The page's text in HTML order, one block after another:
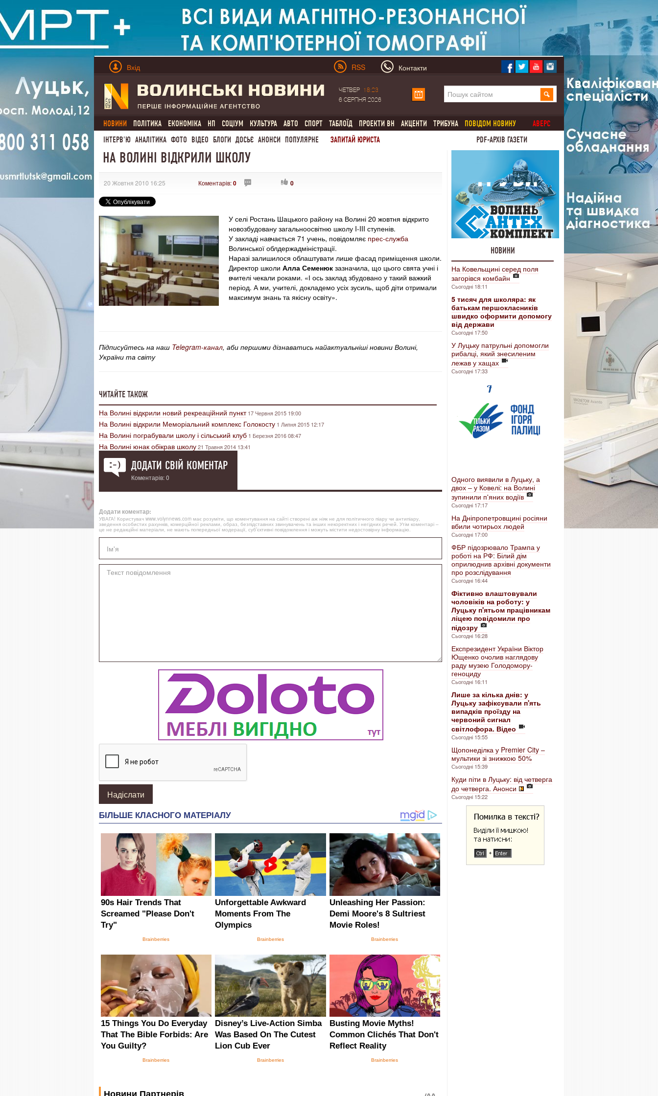
Вхід RSS Контакти
ЧЕТВЕР
18:23
6 СЕРПНЯ 2026
НОВИНИ ПОЛІТИКА ЕКОНОМІКА НП СОЦІУМ КУЛЬТУРА АВТО СПОРТ ТАБЛОЇД ПРОЕКТИ ВН АКЦЕНТИ ТРИБУНА ПОВІДОМ НОВИНУ
АВЕРС
ІНТЕРВ'Ю АНАЛІТИКА ФОТО ВІДЕО БЛОГИ ДОСЬЄ АНОНСИ ПОПУЛЯРНЕ ЗАПИТАЙ ЮРИСТА PDF-АРХІВ ГАЗЕТИ
НА ВОЛИНІ ВІДКРИЛИ ШКОЛУ
20 Жовтня 2010 16:25 Коментарів:0 0
У селі Ростань Шацького району на Волині 20 жовтня відкрито
новозбудовану загальноосвітню школу I-III ступенів.
У закладі навчається 71 учень, повідомляє прес-служба
Волинської облдержадміністрації.
Наразі залишилося облаштувати лише фасад приміщення школи.
Директор школи Алла Семенюк зазначила, що цього свята учні і
вчителі чекали роками. «І ось заклад збудовано у такий важкий
період. А ми, учителі, докладемо усіх зусиль, щоб діти отримали
максимум знань та якісну освіту».
Підписуйтесь на наш Telegram-канал, аби першими дізнаватись найактуальніші новини Волині,
України та світу
ЧИТАЙТЕ ТАКОЖ
На Волині відкрили новий рекреаційний пункт 17 Червня 2015 19:00
На Волині відкрили Меморіальний комплекс Голокосту 1 Липня 2015 12:17
На Волині пограбували школу і сільський клуб 1 Березня 2016 08:47
На Волині юнак обікрав школу21 Травня 2014 13:41
ДОДАТИ СВІЙ КОМЕНТАР
Коментарів: 0
Додати коментар:
УВАГА! Користувач www.volynnews.com має розуміти, що коментування на сайті створені аж ніяк не для політичного піару чи антипіару,
зведення особистих рахунків, комерційної реклами, образ, безпідставних звинувачень та інших некоректних і негідних речей. Утім коментарі –
це не редакційні матеріали, не мають попередньої модерації, суб’єктивні повідомлення і можуть містити недостовірну інформацію.
НОВИНИ
На Ковельщині серед поля
загорівся комбайн
Сьогодні 18:11
5 тисяч для школяра: як
батькам першокласників
швидко оформити допомогу
від держави
Сьогодні 17:50
У Луцьку патрульні допомогли
рибалці, який знесиленим
лежав у хащах
Сьогодні 17:33
Одного виявили в Луцьку, а
двох – у Ковелі: на Волині
зупинили п'яних водіїв
Сьогодні 17:17
На Дніпропетровщині росіяни
вбили чотирьох людей
Сьогодні 17:00
ФБР підозрювало Трампа у
роботі на РФ: Білий дім
оприлюднив архівні документи
про розслідування
Сьогодні 16:44
Фіктивно влаштовували
чоловіків на роботу: у
Луцьку п'ятьом працівникам
ліцею повідомили про
підозру
Сьогодні 16:28
Експрезидент України Віктор
Ющенко очолив наглядову
раду музею Голодомору-
геноциду
Сьогодні 16:11
Лише за кілька днів: у
Луцьку зафіксували п'ять
випадків проїзду на
червоний сигнал
світлофора. Відео
Сьогодні 15:55
Щопонеділка у Premier City –
мультики зі знижкою 50%
Сьогодні 15:39
Куди піти в Луцьку: від четверга
до четверга. Анонси
Сьогодні 15:22